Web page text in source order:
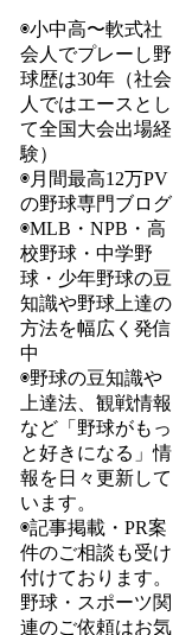
◉小中高〜軟式社
会人でプレーし野
球歴は30年（社会
人ではエースとし
て全国大会出場経
験）
◉月間最高12万PV
の野球専門ブログ
◉MLB・NPB・高
校野球・中学野
球・少年野球の豆
知識や野球上達の
方法を幅広く発信
中
◉野球の豆知識や
上達法、観戦情報
など「野球がもっ
と好きになる」情
報を日々更新して
います。
◉記事掲載・PR案
件のご相談も受け
付けております。
野球・スポーツ関
連のご依頼はお気